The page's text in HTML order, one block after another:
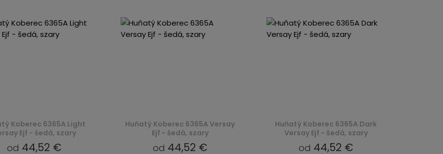
Koberec 6365A Light
Ejf - šedá, szary
od 44,52 €
Huňatý Koberec 6365A Versay
Ejf - šedá, szary
od 44,52 €
Huňatý Koberec 6365A Dark
Versay Ejf - šedá, szary
od 44,52 €